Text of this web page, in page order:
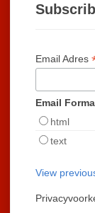
Email Adres
Email
html
text
View